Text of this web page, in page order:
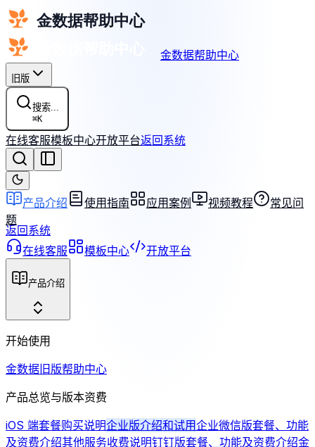
金数据帮助中心
旧版
搜索...
⌘K
在线客服模板中心开放平台返回系统
产品介绍 使用指南 应用案例 视频教程
常见问
题
返回系统
在线客服
模板中心 开放平台
产品介绍
开始使用
金数据旧版帮助中心
产品总览与版本资费
iOS 端套餐购买说明企业版介绍和试用企业微信版套餐、功能
及资费介绍其他服务收费说明钉钉版套餐、功能及资费介绍金